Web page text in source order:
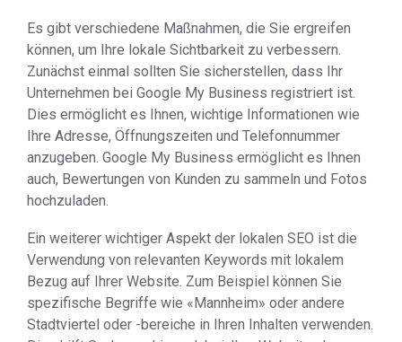
Es gibt verschiedene Maßnahmen, die Sie ergreifen
können, um Ihre lokale Sichtbarkeit zu verbessern.
Zunächst einmal sollten Sie sicherstellen, dass Ihr
Unternehmen bei Google My Business registriert ist.
Dies ermöglicht es Ihnen, wichtige Informationen wie
Ihre Adresse, Öffnungszeiten und Telefonnummer
anzugeben. Google My Business ermöglicht es Ihnen
auch, Bewertungen von Kunden zu sammeln und Fotos
hochzuladen.
Ein weiterer wichtiger Aspekt der lokalen SEO ist die
Verwendung von relevanten Keywords mit lokalem
Bezug auf Ihrer Website. Zum Beispiel können Sie
spezifische Begriffe wie «Mannheim» oder andere
Stadtviertel oder -bereiche in Ihren Inhalten verwenden.